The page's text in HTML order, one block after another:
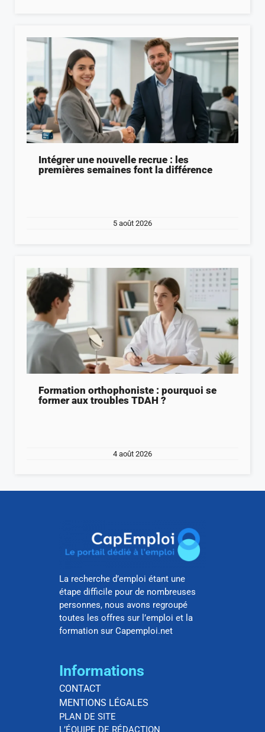
Intégrer une nouvelle recrue : les
premières semaines font la différence
5 août 2026
Formation orthophoniste : pourquoi se
former aux troubles TDAH ?
4 août 2026
La recherche d’emploi étant une
étape difficile pour de nombreuses
personnes, nous avons regroupé
toutes les offres sur l’emploi et la
formation sur Capemploi.net
Informations
CONTACT
MENTIONS LÉGALES
PLAN DE SITE
L’ÉQUIPE DE RÉDACTION